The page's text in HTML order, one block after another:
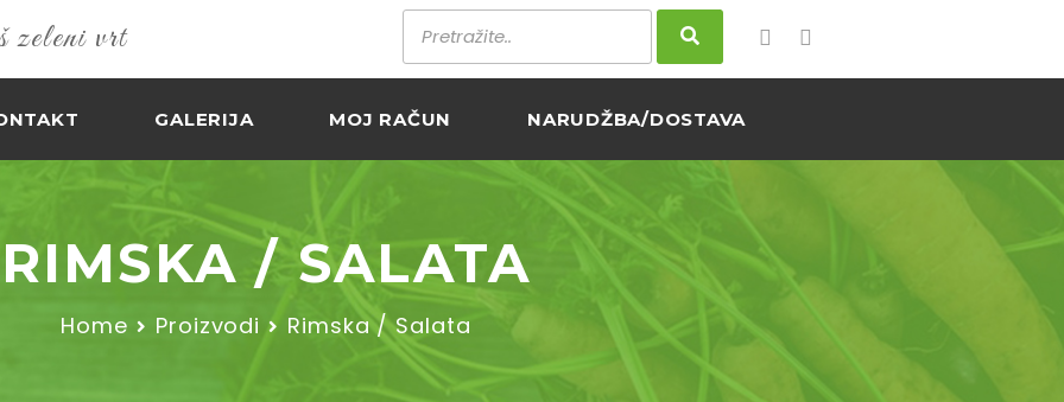
vrt
GALERIJA MOJ RAČUN NARUDŽBA/DOSTAVA
RIMSKA / SALATA
Home Proizvodi Rimska / Salata